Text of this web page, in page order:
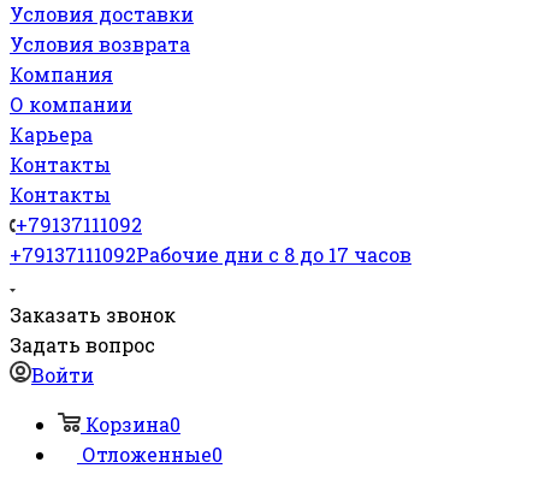
Условия доставки
Условия возврата
Компания
О компании
Карьера
Контакты
Контакты
+79137111092
+79137111092Рабочие дни с 8 до 17 часов
Заказать звонок
Задать вопрос
Войти
Корзина0
Отложенные0